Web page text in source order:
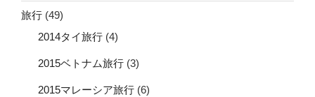
旅行 (49)
2014タイ旅行 (4)
2015ベトナム旅行 (3)
2015マレーシア旅行 (6)